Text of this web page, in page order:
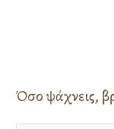
Όσο ψάχνεις,